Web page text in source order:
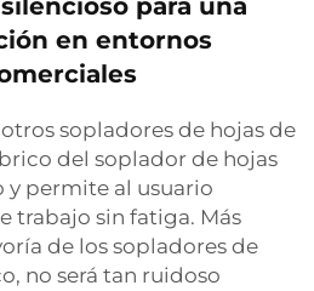
para una
en entornos
sopladores de hojas de
del soplador de hojas
permite al usuario
trabajo sin fatiga. Más
de los sopladores de
no será tan ruidoso